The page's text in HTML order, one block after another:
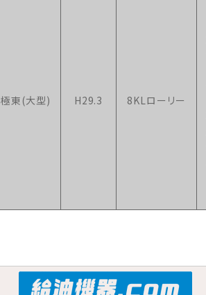
極東(大型) H29.3 8KLローリー